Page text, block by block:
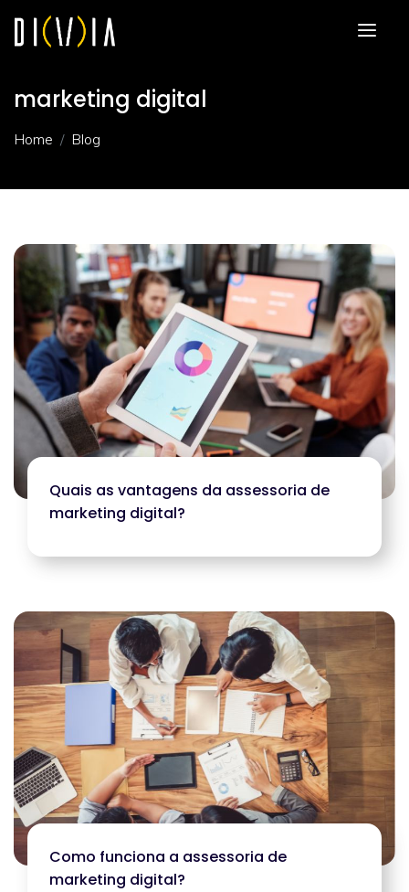
marketing digital
Home Blog
Quais as vantagens da assessoria de
marketing digital?
Como funciona a assessoria de
marketing digital?